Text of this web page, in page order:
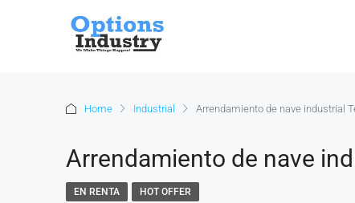
Home Industrial Arrendamiento de nave industrial
Arrendamiento de nave
EN RENTA HOT OFFER